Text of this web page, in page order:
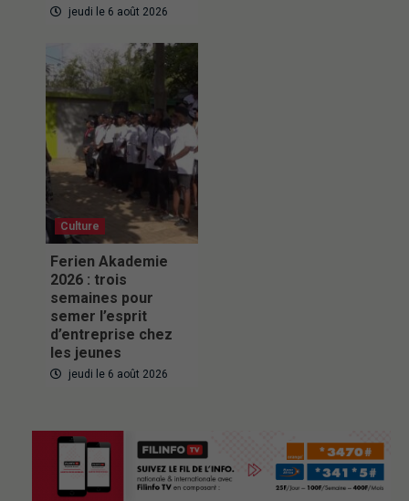
jeudi le 6 août 2026
Culture
Ferien Akademie
2026 : trois
semaines pour
semer l’esprit
d’entreprise chez
les jeunes
jeudi le 6 août 2026